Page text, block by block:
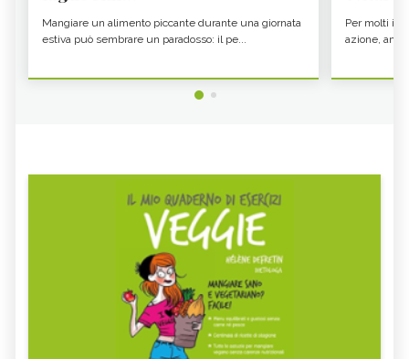
Mangiare un alimento piccante durante una giornata
estiva può sembrare un paradosso: il pe...
Per molti il
azione,